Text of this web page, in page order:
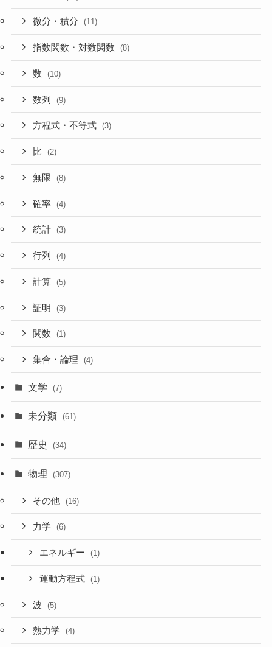
微分・積分 (11)
指数関数・対数関数 (8)
数 (10)
数列 (9)
方程式・不等式 (3)
比 (2)
無限 (8)
確率 (4)
統計 (3)
行列 (4)
計算 (5)
証明 (3)
関数 (1)
集合・論理 (4)
文学 (7)
未分類 (61)
歴史 (34)
物理 (307)
その他 (16)
力学 (6)
エネルギー (1)
運動方程式 (1)
波 (5)
熱力学 (4)